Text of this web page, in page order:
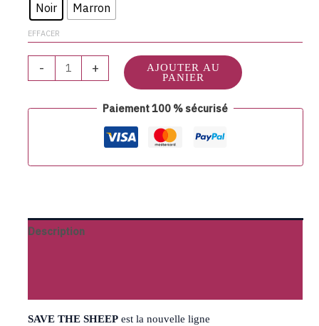
Noir Marron
EFFACER
- +
AJOUTER AU
PANIER
Paiement 100 % sécurisé
Description
SAVE THE SHEEPest la nouvelle ligne